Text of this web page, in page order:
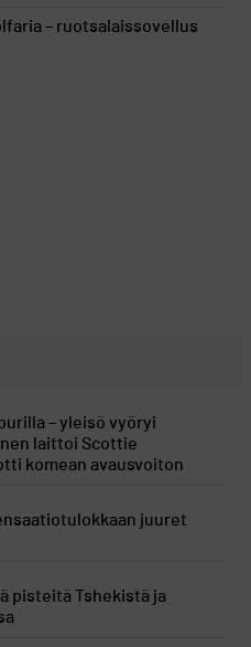
– ruotsalaissovellus
– yleisö vyöryi
laittoi Scottie
komean avausvoiton
juuret
pisteitä Tshekistä ja